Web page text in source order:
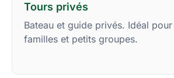
Tours privés
Bateau et guide privés. Idéal
familles et petits groupes.